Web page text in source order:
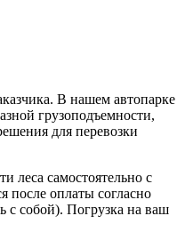
В нашем автопарке
грузоподъемности,
для перевозки
леса самостоятельно с
после оплаты согласно
с собой). Погрузка на ваш